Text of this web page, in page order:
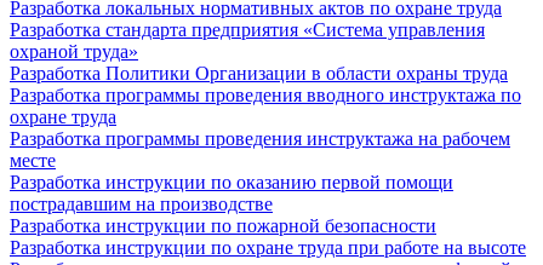
Разработка локальных нормативных актов по охране труда
Разработка стандарта предприятия «Система управления
охраной труда»
Разработка Политики Организации в области охраны труда
Разработка программы проведения вводного инструктажа по
охране труда
Разработка программы проведения инструктажа на рабочем
месте
Разработка инструкции по оказанию первой помощи
пострадавшим на производстве
Разработка инструкции по пожарной безопасности
Разработка инструкции по охране труда при работе на высоте